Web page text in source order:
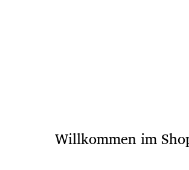
Willkommen im